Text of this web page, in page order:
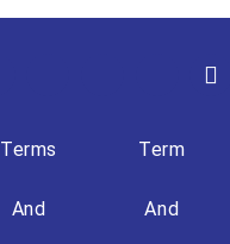
Terms
And
Term
And